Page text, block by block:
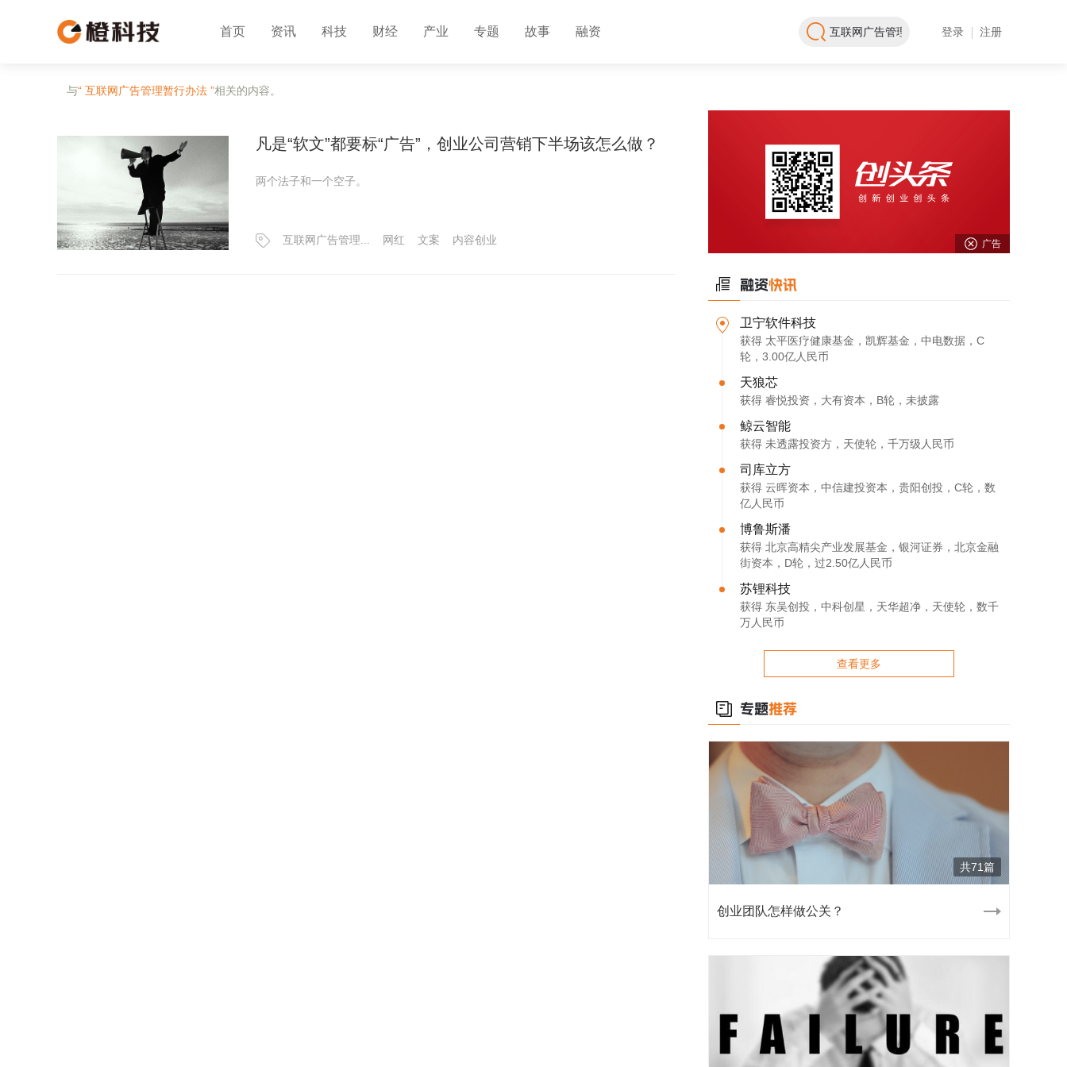
首页 资讯 科技 财经 产业 专题 故事 融资 登录 注册
与“ 互联网广告管理暂行办法 ”相关的内容。
凡是“软文”都要标“广告”，创业公司营销下半场该怎么做？
两个法子和一个空子。
互联网广告管理... 网红 文案 内容创业 广告
卫宁软件科技
获得 太平医疗健康基金，凯辉基金，中电数据，C
轮，3.00亿人民币
天狼芯
获得 睿悦投资，大有资本，B轮，未披露
鲸云智能
获得 未透露投资方，天使轮，千万级人民币
司库立方
获得 云晖资本，中信建投资本，贵阳创投，C轮，数
亿人民币
博鲁斯潘
获得 北京高精尖产业发展基金，银河证券，北京金融
街资本，D轮，过2.50亿人民币
苏锂科技
获得 东吴创投，中科创星，天华超净，天使轮，数千
万人民币
查看更多
共71篇
创业团队怎样做公关？